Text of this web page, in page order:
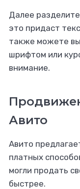
Далее
это придаст
также можете
шрифтом или
внимание.
Авито
Авито
платных
могли продать
быстрее.